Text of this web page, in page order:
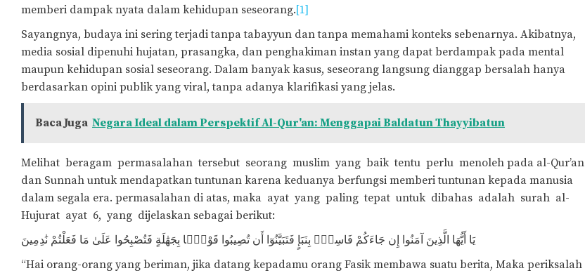
memberi dampak nyata dalam kehidupan seseorang.[1]
Sayangnya, budaya ini sering terjadi tanpa tabayyun dan tanpa memahami konteks sebenarnya. Akibatnya,
media sosial dipenuhi hujatan, prasangka, dan penghakiman instan yang dapat berdampak pada mental
maupun kehidupan sosial seseorang. Dalam banyak kasus, seseorang langsung dianggap bersalah hanya
berdasarkan opini publik yang viral, tanpa adanya klarifikasi yang jelas.
Baca Juga Negara Ideal dalam Perspektif Al-Qur'an: Menggapai Baldatun Thayyibatun
Melihat beragam permasalahan tersebut seorang muslim yang baik tentu perlu menoleh pada al-Qur’an
dan Sunnah untuk mendapatkan tuntunan karena keduanya berfungsi memberi tuntunan kepada manusia
dalam segala era. permasalahan di atas, maka ayat yang paling tepat untuk dibahas adalah surah al-
Hujurat ayat 6, yang dijelaskan sebagai berikut:
يَا أَيُّهَا الَّذِينَ آمَنُوا إِن جَاءَكُمْ فَاسِقٌۢ بِنَبَإٍ فَتَبَيَّنُوٓا أَن تُصِيبُوا قَوْمًۢا بِجَهَٰلَةٍ فَتُصْبِحُوا عَلَىٰ مَا فَعَلْتُمْ نَٰدِمِينَ
“Hai orang-orang yang beriman, jika datang kepadamu orang Fasik membawa suatu berita, Maka periksalah